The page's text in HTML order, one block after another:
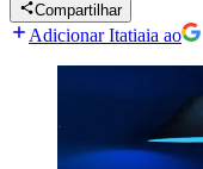
Compartilhar
Adicionar Itatiaia ao